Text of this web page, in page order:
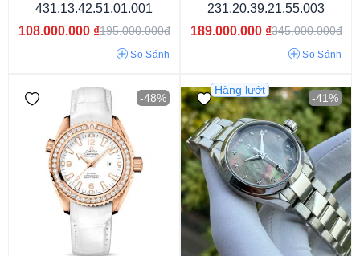
Omega Seamaster Omega Constellation
Omega Speedmaster
Omega De ville
431.13.42.51.01.001
108.000.000 ₫195.000.000đ
So Sánh
231.20.39.21.55.003
189.000.000 ₫345.000.000đ
So Sánh
-48%
Hàng lướt
-41%